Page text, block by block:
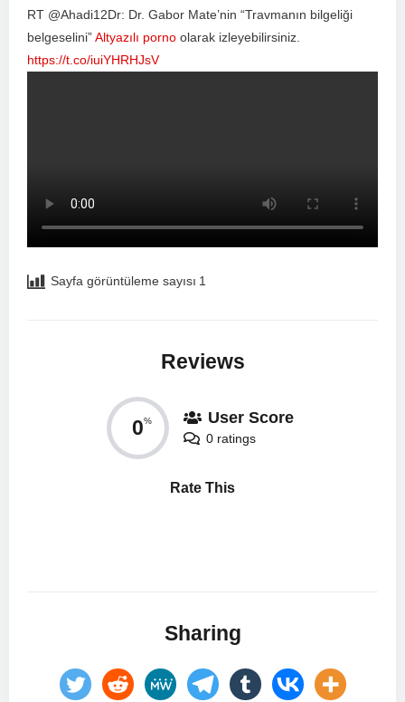
RT @Ahadi12Dr: Dr. Gabor Mate’nin “Travmanın bilgeliği
belgeselini”Altyazılı porno olarak izleyebilirsiniz.
https://t.co/iuiYHRHJsV
Sayfa görüntüleme sayısı 1
Reviews
0% User Score
0 ratings
Rate This
Sharing